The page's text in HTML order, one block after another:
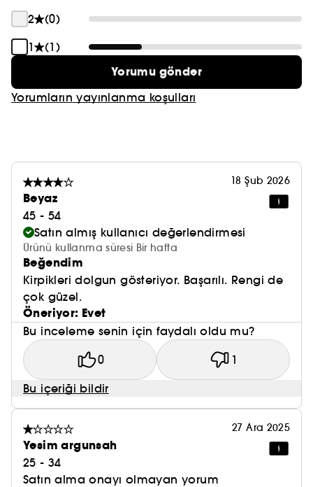
2
(0)
1
(1)
Yorumu gönder
Yorumların yayınlanma koşulları
18 Şub 2026
Beyaz
45 - 54
Satın almış kullanıcı değerlendirmesi
Ürünü kullanma süresi Bir hafta
Beğendim
Kirpikleri dolgun gösteriyor. Başarılı. Rengi de
çok güzel.
Öneriyor: Evet
Bu inceleme senin için faydalı oldu mu?
0 1
Bu içeriği bildir
27 Ara 2025
Yesim argunsah
25 - 34
Satın alma onayı olmayan yorum